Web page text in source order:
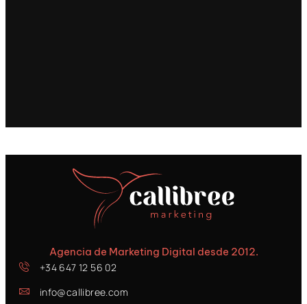
Agencia de Marketing Digital desde 2012.
+34 647 12 56 02
info@callibree.com